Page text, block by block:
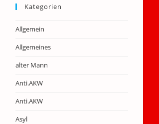
Kategorien
Allgemein
Allgemeines
alter Mann
Anti.AKW
Anti.AKW
Asyl